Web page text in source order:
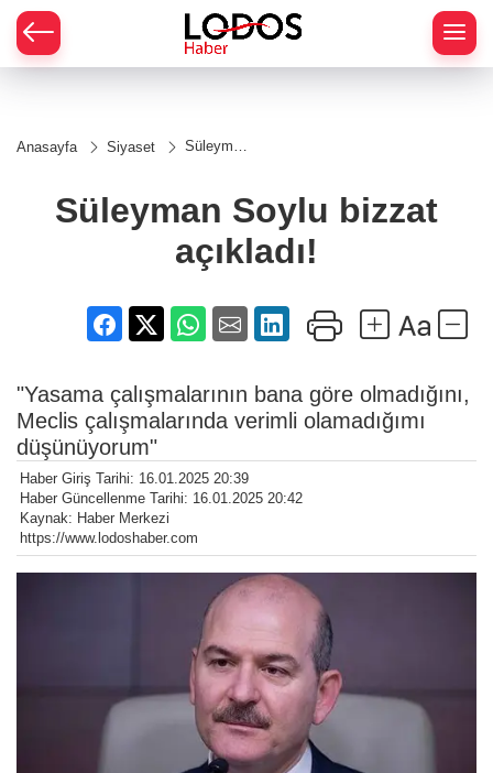
Anasayfa Siyaset
Süleyman
açıkladı!
Süleyman Soylu bizzat
açıkladı!
"Yasama çalışmalarının bana göre olmadığını,
Meclis çalışmalarında verimli olamadığımı
düşünüyorum"
Haber Giriş Tarihi: 16.01.2025 20:39
Haber Güncellenme Tarihi: 16.01.2025 20:42
Kaynak: Haber Merkezi
https://www.lodoshaber.com